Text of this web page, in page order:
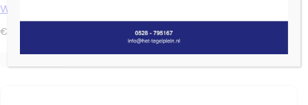
Wandtegels
€